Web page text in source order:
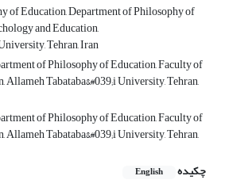
of Education, Department of Philosophy of
and Education,
Tehran, Iran
of Philosophy of Education, Faculty of
Tabataba&#039;i University, Tehran,
of Philosophy of Education, Faculty of
Tabataba&#039;i University, Tehran,
چکیده
English